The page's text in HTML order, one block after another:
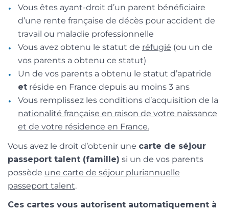
Vous êtes ayant-droit d’un parent bénéficiaire
d’une rente française de décès pour accident de
travail ou maladie professionnelle
Vous avez obtenu le statut de réfugié (ou un de
vos parents a obtenu ce statut)
Un de vos parents a obtenu le statut d’apatride
et réside en France depuis au moins 3 ans
Vous remplissez les conditions d’acquisition de la
nationalité française en raison de votre naissance
et de votre résidence en France.
Vous avez le droit d’obtenir une carte de séjour
passeport talent (famille) si un de vos parents
possède une carte de séjour pluriannuelle
passeport talent.
Ces cartes vous autorisent automatiquement à